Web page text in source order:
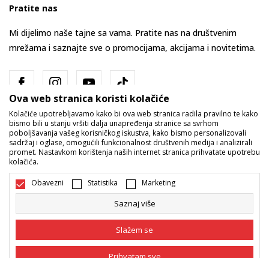
Pratite nas
Mi dijelimo naše tajne sa vama. Pratite nas na društvenim
mrežama i saznajte sve o promocijama, akcijama i novitetima.
Bosna i Hercegovina Promijenite
Nastojimo da budemo što precizniji u opisu proizvoda, prikazu slika i
Ova web stranica koristi kolačiće
Kolačiće upotrebljavamo kako bi ova web stranica radila pravilno te kako
bismo bili u stanju vršiti dalja unapređenja stranice sa svrhom
poboljšavanja vašeg korisničkog iskustva, kako bismo personalizovali
sadržaj i oglase, omogućili funkcionalnost društvenih medija i analizirali
promet. Nastavkom korištenja naših internet stranica prihvatate upotrebu
kolačića.
Obavezni Statistika Marketing
Saznaj više
Slažem se